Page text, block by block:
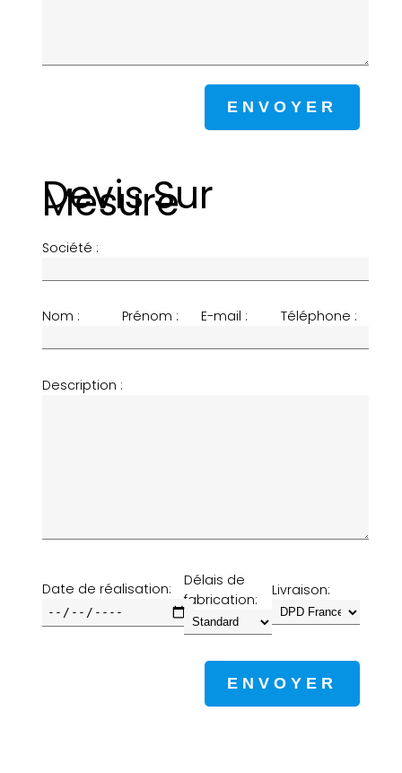
Devis Sur
Mesure
Société :
Nom : Prénom : E-mail : Téléphone :
Description :
Date de réalisation:
Délais de
fabrication:
Livraison: